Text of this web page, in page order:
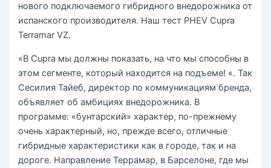
нового подключаемого гибридного внедорожника от
испанского производителя. Наш тест PHEV Cupra
Terramar VZ.
«В Cupra мы должны показать, на что мы способны в
этом сегменте, который находится на подъеме! «. Так
Сесилия Тайеб, директор по коммуникациям бренда,
объявляет об амбициях внедорожника. В
программе: «бунтарский» характер, по-прежнему
очень характерный, но, прежде всего, отличные
гибридные характеристики как в городе, так и на
дороге. Направление Террамар, в Барселоне, где мы